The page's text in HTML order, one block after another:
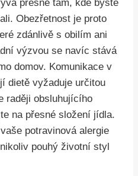
přesně tam, kde byste
Obezřetnost je proto
zdánlivě s obilím ani
výzvou se navíc stává
domov. Komunikace v
dietě vyžaduje určitou
raději obsluhujícího
na přesné složení jídla.
potravinová alergie
pouhý životní styl